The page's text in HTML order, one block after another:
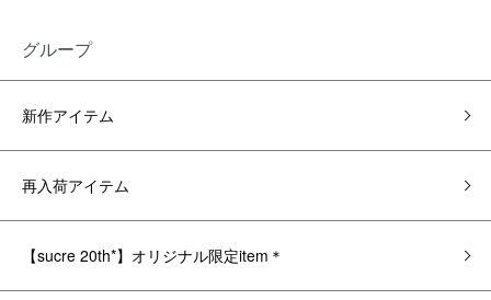
グループ
新作アイテム
再入荷アイテム
【sucre 20th*】オリジナル限定item＊